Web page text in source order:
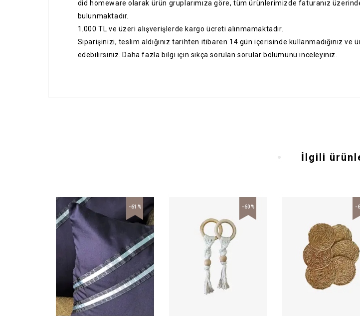
did homeware olarak ürün gruplarımıza göre, tüm ürünlerimizde faturanız
bulunmaktadır.
1.000 TL ve üzeri alışverişlerde kargo ücreti alınmamaktadır.
Siparişinizi, teslim aldığınız tarihten itibaren 14 gün içerisinde kullanmadığınız ve
edebilirsiniz. Daha fazla bilgi için sıkça sorulan sorular bölümünü inceleyiniz.
İlgili
-61% -60% -